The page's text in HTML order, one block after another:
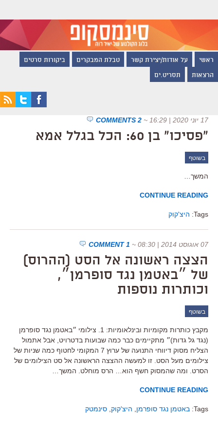
ראשי על אודות/יצירת קשר טבלת המבקרים ביקורות סרטים
הרצאות תסריט.ים
17 יוני 2020 | 16:29 ~
2 COMMENTS
"פסיכו" בן 60: הכל בגלל אמא
בשוטף
המשך…
CONTINUE READING
Tags: היצ'קוק
07 אוגוסט 2014 | 08:30 ~
1 COMMENT
הצצה ראשונה אל הסט (ההרוס)
של ״באטמן נגד סופרמן״,
וכותרות נוספות
בשוטף
מקבץ כותרות מקומיות ובינלאומיות: 1. צילומי ״באטמן נגד סופרמן
(נגד גל גדות)״ מתקיימים כבר כמה שבועות בדטרויט, אבל אתמול
הצליח מסוק דיווחי התנועה של ערוץ 7 המקומי לחטוף כמה שניות של
צילומים מעל הסט. זו למעשה ההצצה הראשונה אל סט הצילומים של
הסרט. ומה שהמסוק חשף הוא… הרס מוחלט. המשך…
CONTINUE READING
Tags: באטמן נגד סופרמן היצ'קוק סינמטק